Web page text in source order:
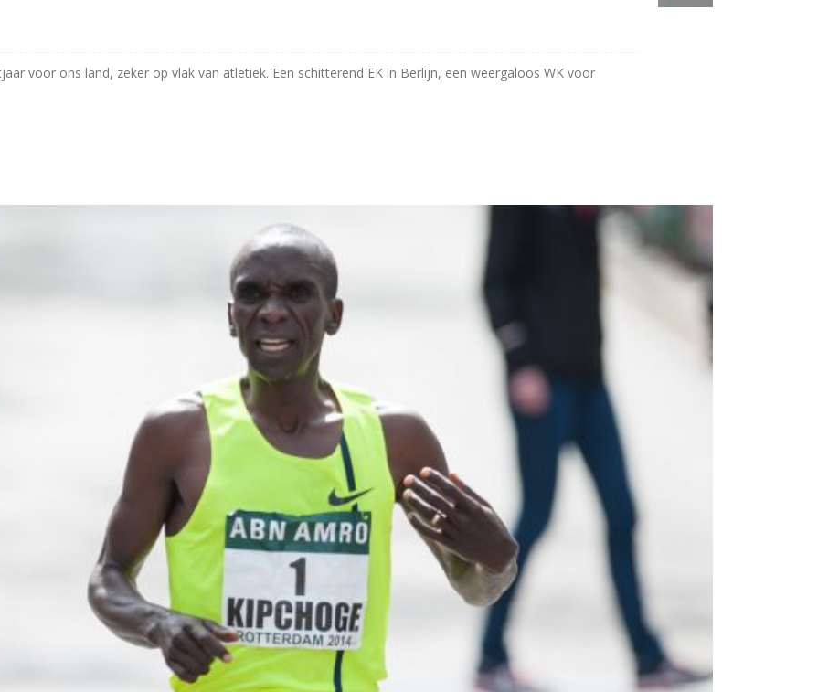
voor ons land, zeker op vlak van atletiek. Een schitterend EK in Berlijn, een weergaloos WK voor